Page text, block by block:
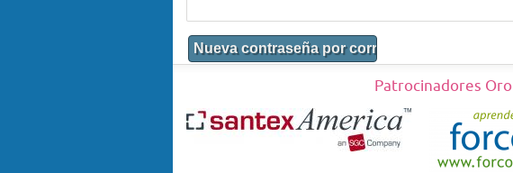
Patrocinadores Oro